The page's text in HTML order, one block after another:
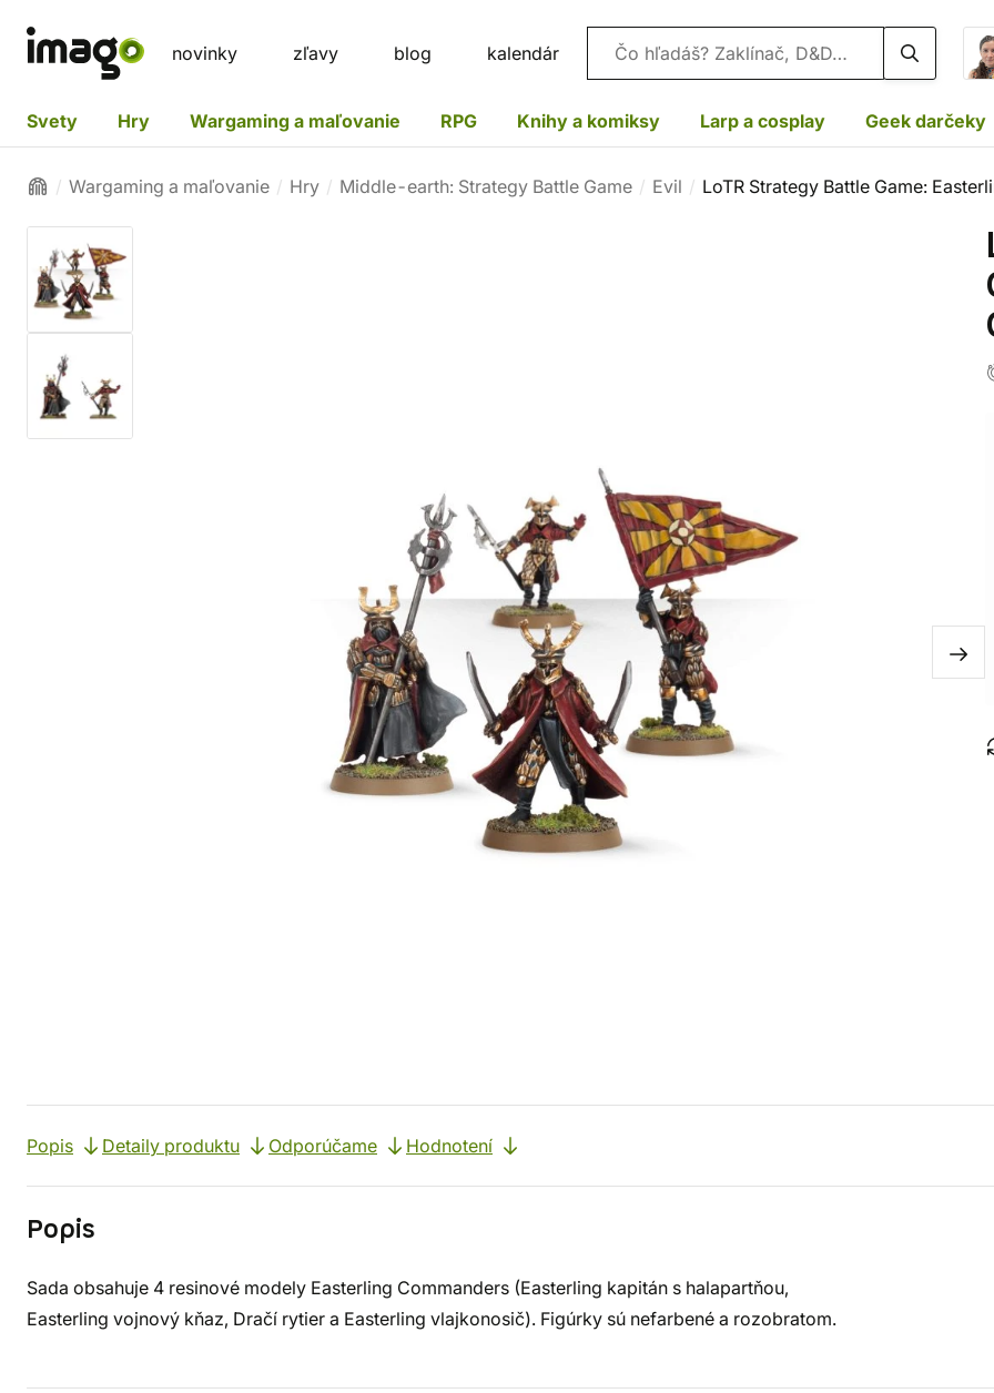
novinky zľavy blog kalendár Vyhľadávanie
Svety Hry Wargaming a maľovanie RPG Knihy a komiksy Larp a cosplay Geek darčeky
Wargaming a maľovanie Hry Middle-earth: Strategy Battle Game Evil LoTR Strategy Battle Game:
Popis Detaily produktu Odporúčame Hodnotení
Popis
Sada obsahuje 4 resinové modely Easterling Commanders (Easterling kapitán s halapartňou,
Easterling vojnový kňaz, Dračí rytier a Easterling vlajkonosič). Figúrky sú nefarbené a rozobratom.